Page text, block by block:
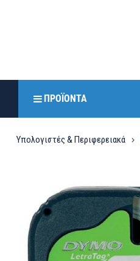
ΠΡΟΪΌΝΤΑ
Υπολογιστές & Περιφερειακά